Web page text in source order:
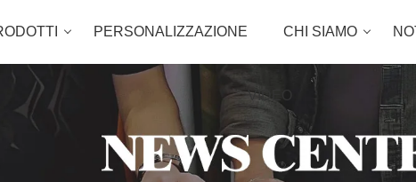
PERSONALIZZAZIONE CHI SIAMO
VIDEO